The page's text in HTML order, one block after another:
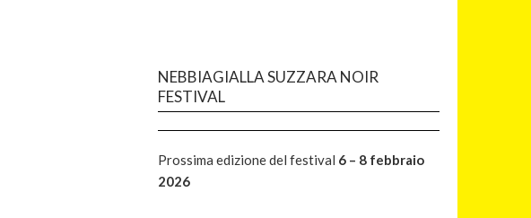
NEBBIAGIALLA SUZZARA NOIR
FESTIVAL
Prossima edizione del festival 6 – 8 febbraio
2026